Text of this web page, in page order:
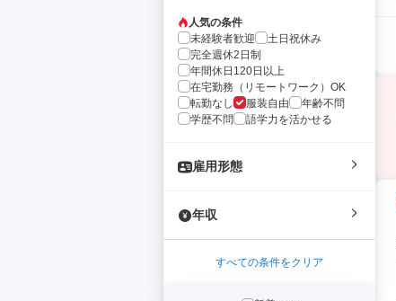
人気の条件
未経験者歓迎
土日祝休み
完全週休2日制
年間休日120日以上
在宅勤務（リモートワーク）OK
転勤なし
服装自由
年齢不問
学歴不問
語学力を活かせる
雇用形態
年収
すべての条件をクリア